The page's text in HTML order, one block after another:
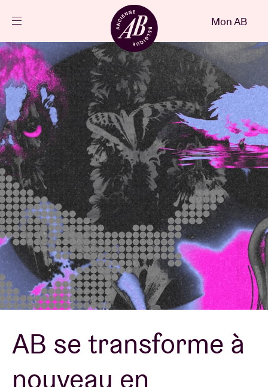
FR
Agenda
Projets
Actualités
Infos visiteurs
AB ❤ you
Location de salles
BRDCST
ABtv
Mon AB
AB se transforme à
nouveau en